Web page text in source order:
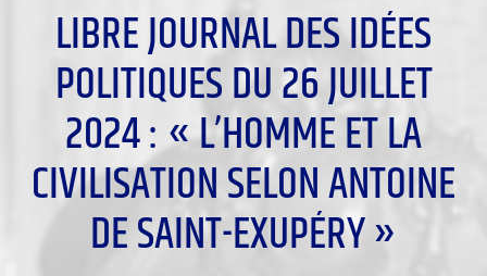
LIBRE JOURNAL DES IDÉES
POLITIQUES DU 26 JUILLET
2024 : « L’HOMME ET LA
CIVILISATION SELON ANTOINE
DE SAINT-EXUPÉRY »